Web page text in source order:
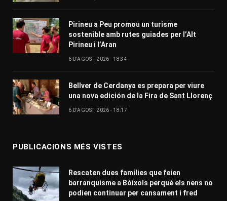
Pirineu a Peu promou un turisme
sostenible amb rutes guiades per l’Alt
Pirineu i l’Aran
6 D'AGOST, 2026 - 18:34
Bellver de Cerdanya es prepara per viure
una nova edición de la Fira de Sant Llorenç
6 D'AGOST, 2026 - 18:17
PUBLICACIONS MÉS VISTES
Rescaten dues famílies que feien
barranquisme a Bóixols perquè els nens no
podien continuar per cansament i fred